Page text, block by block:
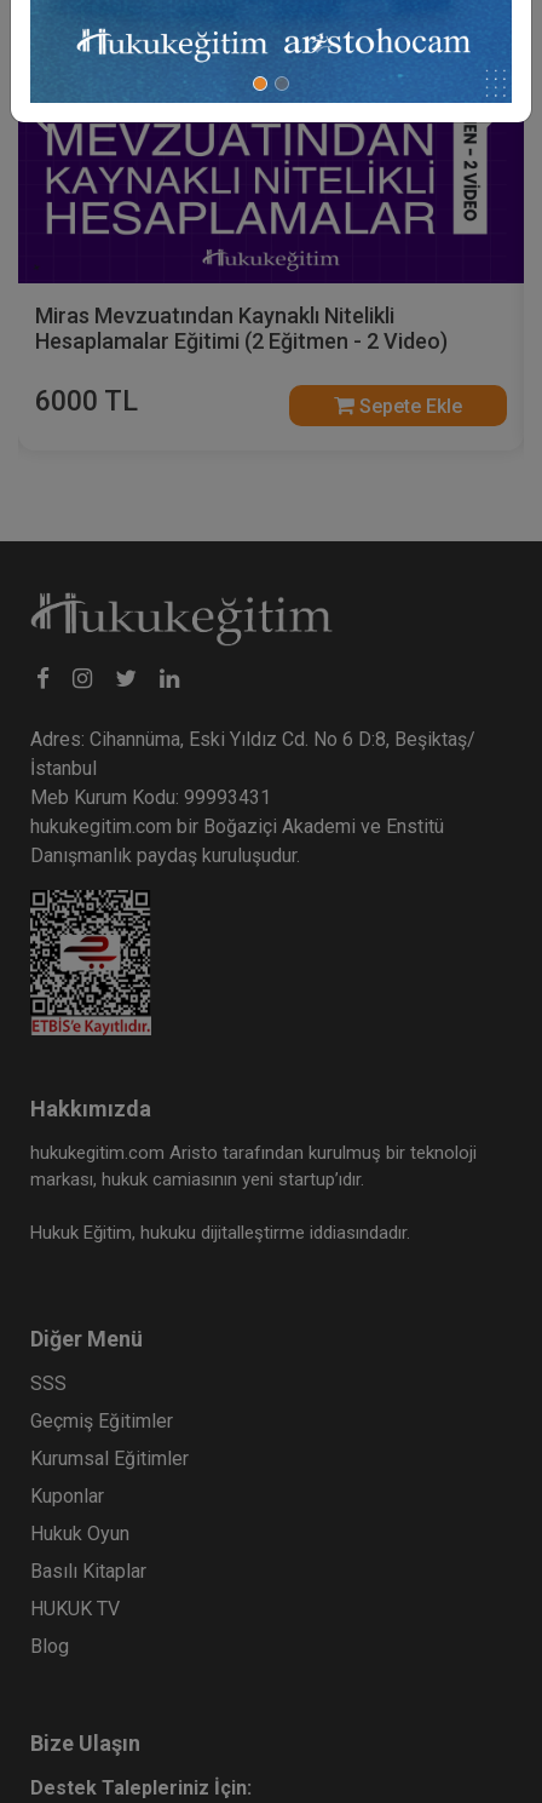
Miras Mevzuatından Kaynaklı Nitelikli
Hesaplamalar Eğitimi (2 Eğitmen - 2 Video)
6000 TL Sepete Ekle
Adres: Cihannüma, Eski Yıldız Cd. No 6 D:8, Beşiktaş/
İstanbul
Meb Kurum Kodu: 99993431
hukukegitim.com bir Boğaziçi Akademi ve Enstitü
Danışmanlık paydaş kuruluşudur.
Hakkımızda
hukukegitim.com Aristo tarafından kurulmuş bir teknoloji
markası, hukuk camiasının yeni startup’ıdır.
Hukuk Eğitim, hukuku dijitalleştirme iddiasındadır.
Diğer Menü
SSS
Geçmiş Eğitimler
Kurumsal Eğitimler
Kuponlar
Hukuk Oyun
Basılı Kitaplar
HUKUK TV
Blog
Bize Ulaşın
Destek Talepleriniz İçin: